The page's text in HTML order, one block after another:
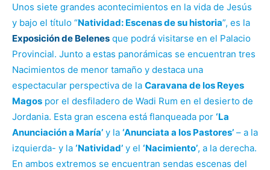
Unos siete grandes acontecimientos en la vida de Jesús
y bajo el título “Natividad: Escenas de su historia”, es la
Exposición de Belenes que podrá visitarse en el Palacio
Provincial. Junto a estas panorámicas se encuentran tres
Nacimientos de menor tamaño y destaca una
espectacular perspectiva de la Caravana de los Reyes
Magos por el desfiladero de Wadi Rum en el desierto de
Jordania. Esta gran escena está flanqueada por ‘La
Anunciación a María’ y la ‘Anunciata a los Pastores’ – a la
izquierda- y la ‘Natividad’ y el ‘Nacimiento’, a la derecha.
En ambos extremos se encuentran sendas escenas del